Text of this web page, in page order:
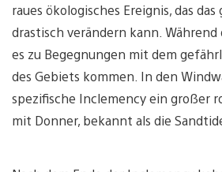
raues ökologisches Ereignis, das
drastisch verändern kann.
es zu Begegnungen mit dem
des Gebiets kommen. In den
spezifische Inclemency ein großer
mit Donner, bekannt als die